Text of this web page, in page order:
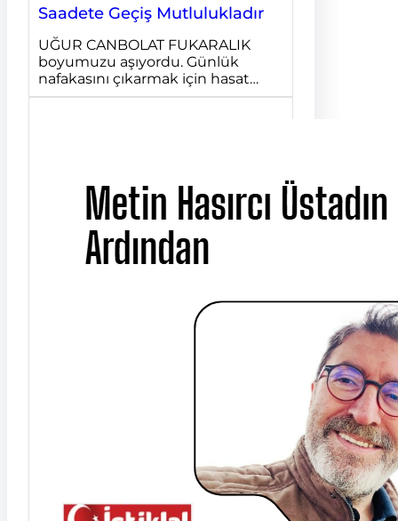
Saadete Geçiş Mutlulukladır
UĞUR CANBOLAT FUKARALIK
boyumuzu aşıyordu. Günlük
nafakasını çıkarmak için hasat…